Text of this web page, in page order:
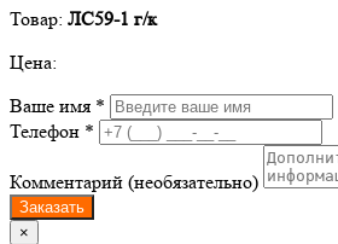
Товар: ЛС59-1 г/к
Цена:
Ваше имя *
Телефон *
Комментарий (необязательно)
Заказать
×